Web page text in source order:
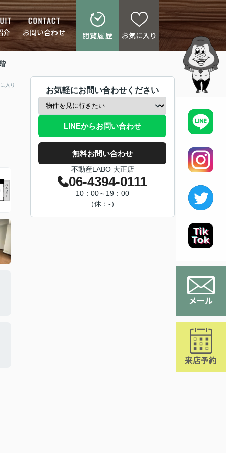
介 お問い合わせ 閲覧履歴 お気に入り
メール
来店予約
入り
お気軽にお問い合わせください
LINEからお問い合わせ
無料お問い合わせ
不動産LABO 大正店
06-4394-0111
10：00～19：00
（休：-）